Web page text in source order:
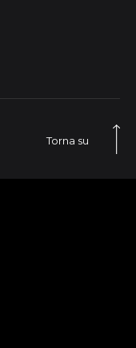
Torna su